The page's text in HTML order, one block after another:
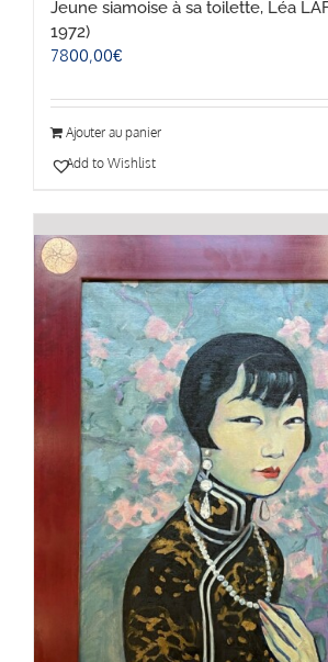
Jeune siamoise à sa toilette, Léa
1972)
7800,00€
Ajouter au panier
Add to Wishlist